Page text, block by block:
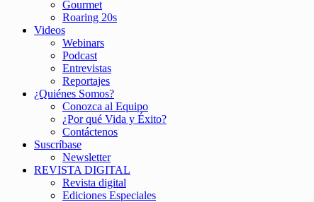
Gourmet
Roaring 20s
Videos
Webinars
Podcast
Entrevistas
Reportajes
¿Quiénes Somos?
Conozca al Equipo
¿Por qué Vida y Éxito?
Contáctenos
Suscríbase
Newsletter
REVISTA DIGITAL
Revista digital
Ediciones Especiales